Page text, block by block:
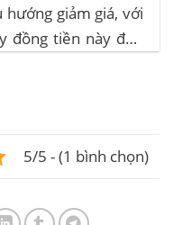
giảm giá, với
đồng tiền này đều
5/5 - (1 bình chọn)